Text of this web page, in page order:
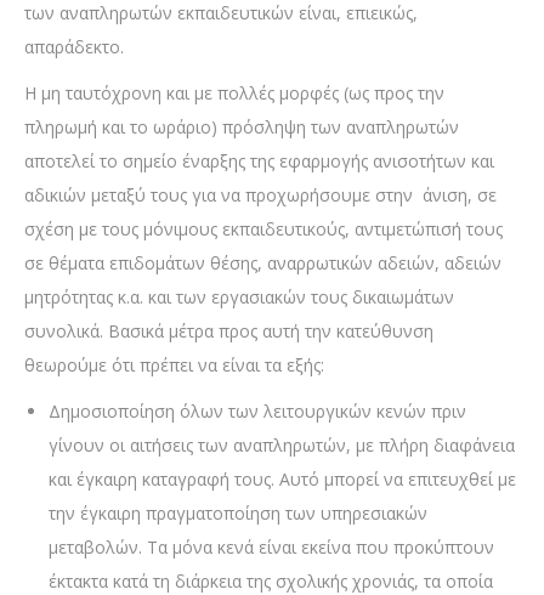
των αναπληρωτών εκπαιδευτικών είναι, επιεικώς,
απαράδεκτο.
Η μη ταυτόχρονη και με πολλές μορφές (ως προς την
πληρωμή και το ωράριο) πρόσληψη των αναπληρωτών
αποτελεί το σημείο έναρξης της εφαρμογής ανισοτήτων και
αδικιών μεταξύ τους για να προχωρήσουμε στην άνιση, σε
σχέση με τους μόνιμους εκπαιδευτικούς, αντιμετώπισή τους
σε θέματα επιδομάτων θέσης, αναρρωτικών αδειών, αδειών
μητρότητας κ.α. και των εργασιακών τους δικαιωμάτων
συνολικά. Βασικά μέτρα προς αυτή την κατεύθυνση
θεωρούμε ότι πρέπει να είναι τα εξής:
Δημοσιοποίηση όλων των λειτουργικών κενών πριν
γίνουν οι αιτήσεις των αναπληρωτών, με πλήρη διαφάνεια
και έγκαιρη καταγραφή τους. Αυτό μπορεί να επιτευχθεί με
την έγκαιρη πραγματοποίηση των υπηρεσιακών
μεταβολών. Τα μόνα κενά είναι εκείνα που προκύπτουν
έκτακτα κατά τη διάρκεια της σχολικής χρονιάς, τα οποία